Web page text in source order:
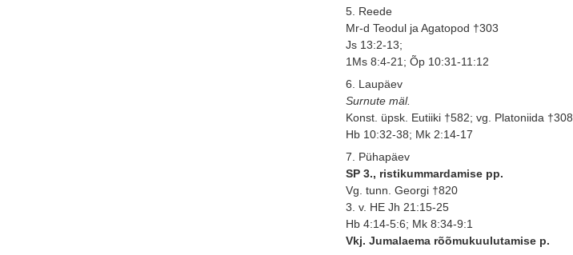
5. Reede
Mr-d Teodul ja Agatopod †303
Js 13:2-13;
1Ms 8:4-21; Õp 10:31-11:12
6. Laupäev
Surnute mäl.
Konst. üpsk. Eutiiki †582; vg. Platoniida †308
Hb 10:32-38; Mk 2:14-17
7. Pühapäev
SP 3., ristikummardamise pp.
Vg. tunn. Georgi †820
3. v. HE Jh 21:15-25
Hb 4:14-5:6; Mk 8:34-9:1
Vkj. Jumalaema rõõmukuulutamise p.